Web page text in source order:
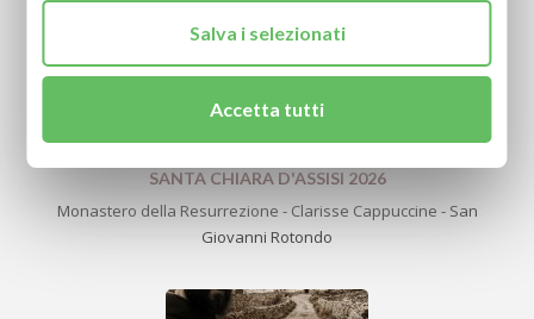
SANTA CHIARA D'ASSISI 2026
Monastero della Resurrezione - Clarisse Cappuccine - San
Giovanni Rotondo
Salva i selezionati
Accetta tutti